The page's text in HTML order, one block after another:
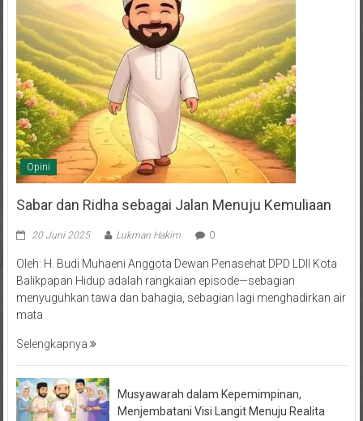
Opini
Sabar dan Ridha sebagai Jalan Menuju Kemuliaan
Balikpapan Hidup adalah rangkaian episode—sebagian
menyuguhkan tawa dan bahagia, sebagian lagi menghadirkan air
mata
Menjembatani Visi Langit Menuju Realita
Bumi